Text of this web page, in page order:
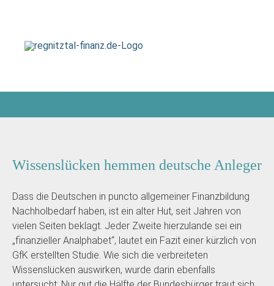
Wissenslücken hemmen deutsche Anleger
Dass die Deutschen in puncto allgemeiner Finanzbildung
Nachholbedarf haben, ist ein alter Hut, seit Jahren von
vielen Seiten beklagt. Jeder Zweite hierzulande sei ein
„finanzieller Analphabet“, lautet ein Fazit einer kürzlich von
GfK erstellten Studie. Wie sich die verbreiteten
Wissenslücken auswirken, wurde darin ebenfalls